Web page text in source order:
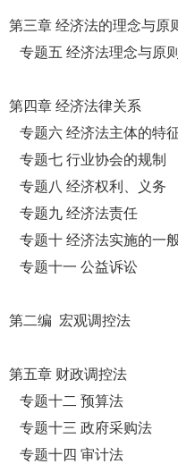
第三章 经济法的理念与原
专题五 经济法理念与原
第四章 经济法律关系
专题六 经济法主体的特
专题七 行业协会的规制
专题八 经济权利、义务
专题九 经济法责任
专题十 经济法实施的一
专题十一 公益诉讼
第二编 宏观调控法
第五章 财政调控法
专题十二 预算法
专题十三 政府采购法
专题十四 审计法